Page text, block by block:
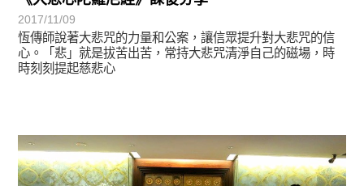
2017/11/09
恆傳師說著大悲咒的力量和公案，讓信眾提升對大悲咒的信
心。「悲」就是拔苦出苦，常持大悲咒清淨自己的磁場，時
時刻刻提起慈悲心